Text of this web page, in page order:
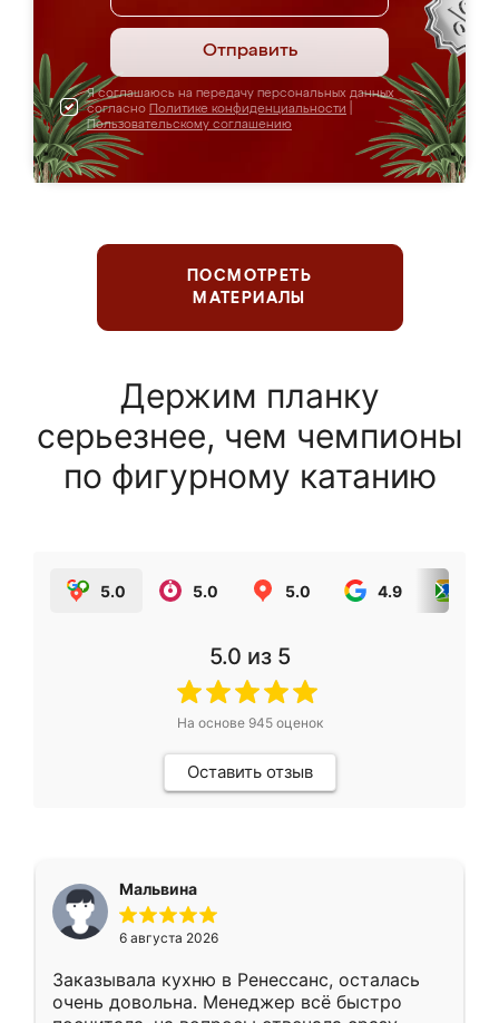
Отправить
Я соглашаюсь на передачу персональных данных
согласно Политике конфиденциальности
Пользовательскому соглашению
ПОСМОТРЕТЬ
МАТЕРИАЛЫ
Держим планку
серьезнее, чем чемпионы
по фигурному катанию
5.0 5.0 5.0 4.9
5.0 из 5
На основе 945оценок
Оставить отзыв
Мальвина
6 августа 2026
Заказывала кухню в Ренессанс, осталась
очень довольна. Менеджер всё быстро